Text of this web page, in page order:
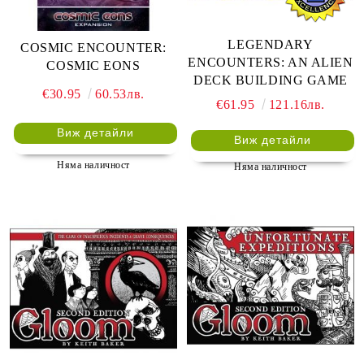
COSMIC ENCOUNTER:
COSMIC EONS
€30.95 60.53лв.
Виж детайли
Няма наличност
LEGENDARY
ENCOUNTERS: AN ALIEN
DECK BUILDING GAME
€61.95
121.16лв.
Виж детайли
Няма наличност